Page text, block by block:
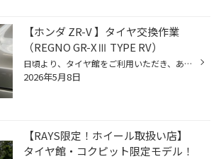
【ホンダ ZR-V 】タイヤ交換作業
（REGNO GR-XⅢ TYPE RV）
日頃より、タイヤ館をご利用いただき、ありがとうございます。 さて、当店と同じチェーン店の近隣タイヤ館店舗で作業いたしましたタイヤ交換をご紹介します。 （WEB掲載をご快諾いただきましたお客様！大変感謝しております。 いつもご愛顧いただき誠にありがとうございます！！） おクルマ：ホンダ...
2026年5月8日
【RAYS限定！ホイール取扱い店】
タイヤ館・コクピット限定モデル！